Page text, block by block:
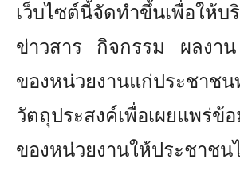
เว็บไซต์นี้จัดทำขึ้นเพื่อให้บ
ข่าวสาร กิจกรรม ผลงา
ของหน่วยงานแก่ประชาช
วัตถุประสงค์เพื่อเผยแพร่ข้
ของหน่วยงานให้ประชาชน